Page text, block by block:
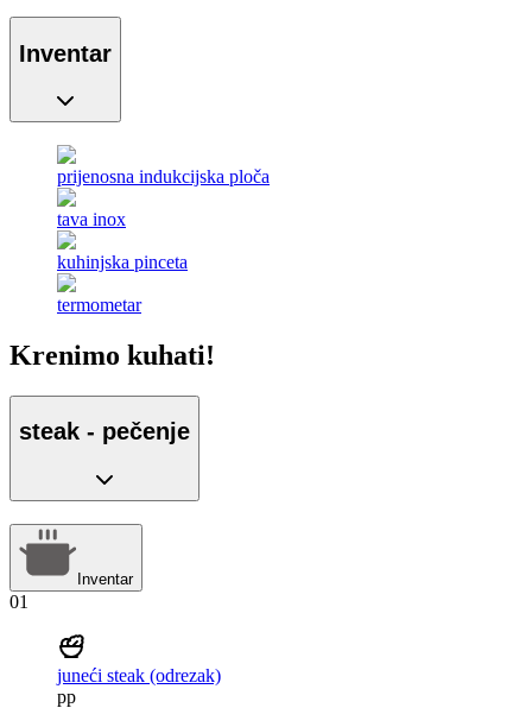
Inventar
prijenosna indukcijska ploča
tava inox
kuhinjska pinceta
termometar
Krenimo kuhati!
steak - pečenje
Inventar
01
juneći steak (odrezak)
pp